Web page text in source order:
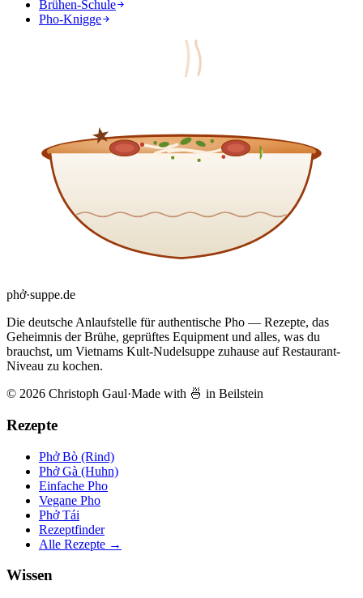
Brühen-Schule
Pho-Knigge
phở·suppe.de
Die deutsche Anlaufstelle für authentische Pho — Rezepte, das
Geheimnis der Brühe, geprüftes Equipment und alles, was du
brauchst, um Vietnams Kult-Nudelsuppe zuhause auf Restaurant-
Niveau zu kochen.
© 2026 Christoph Gaul·Made with 🍜 in Beilstein
Rezepte
Phở Bò (Rind)
Phở Gà (Huhn)
Einfache Pho
Vegane Pho
Phở Tái
Rezeptfinder
Alle Rezepte →
Wissen